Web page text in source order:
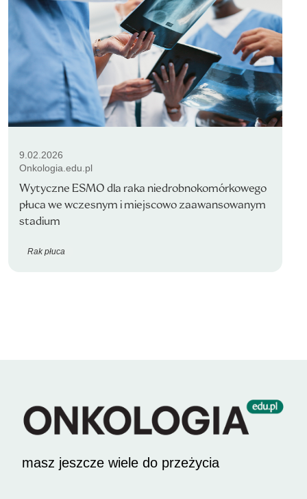
9.02.2026
Onkologia.edu.pl
Wytyczne ESMO dla raka niedrobnokomórkowego
płuca we wczesnym i miejscowo zaawansowanym
stadium
Rak płuca
masz jeszcze wiele do przeżycia